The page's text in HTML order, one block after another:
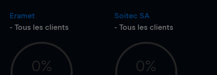
Eramet
- Tous les clients
0%
Soitec SA
- Tous les clients
0%